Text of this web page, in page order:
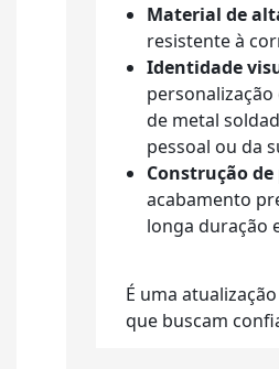
Material de
resistente à
Identidade
de metal
pessoal ou da
Construção
acabamento
longa duração
É uma
que buscam